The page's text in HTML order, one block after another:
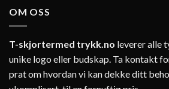
OM OSS
T-skjortermed trykk.no leverer alle
unike logo eller budskap. Ta kontakt
prat om hvordan vi kan dekke ditt